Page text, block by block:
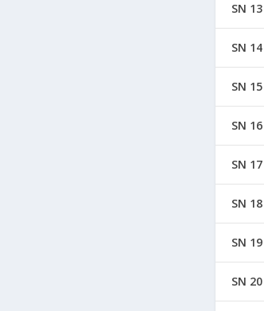
SN 13
SN 14
SN 15
SN 16
SN 17
SN 18
SN 19
SN 20